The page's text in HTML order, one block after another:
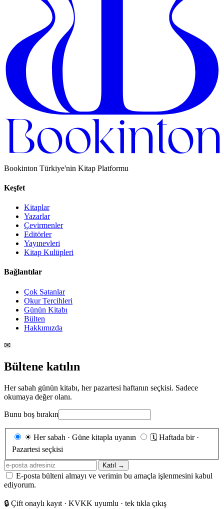
Bookinton Türkiye'nin Kitap Platformu
Keşfet
Kitaplar
Yazarlar
Çevirmenler
Editörler
Yayınevleri
Kitap Kulüpleri
Bağlantılar
Çok Satanlar
Okur Tercihleri
Günün Kitabı
Bülten
Hakkımızda
✉
Bültene katılın
Her sabah günün kitabı, her pazartesi haftanın seçkisi. Sadece
okumaya değer olanı.
Bunu boş bırakın
Gönderim
☀ Her sabah · Güne kitapla uyanın 🗓 Haftada bir ·
Pazartesi seçkisi
E-
posta
adresiniz
Katıl →
E-posta bülteni almayı ve verimin bu amaçla işlenmesini kabul
ediyorum.
🔒 Çift onaylı kayıt · KVKK uyumlu · tek tıkla çıkış